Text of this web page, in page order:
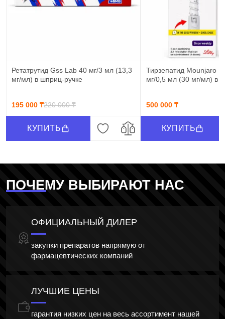
Ретатрутид Gss Lab 40 мг/3 мл (13,3
мг/мл) в шприц-ручке
195 000 ₸220 000 ₸
КУПИТЬ
Тирзепатид Mounjaro
мг/0,5 мл (30 мг/мл) в
500 000 ₸
КУПИТЬ
ПОЧЕМУ ВЫБИРАЮТ НАС
ОФИЦИАЛЬНЫЙ ДИЛЕР
закупки препаратов напрямую от
фармацевтических компаний
ЛУЧШИЕ ЦЕНЫ
гарантия низких цен на весь ассортимент нашей